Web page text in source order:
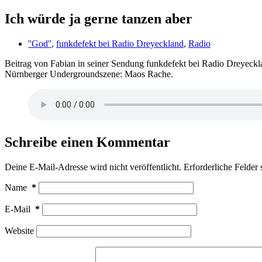
Ich würde ja gerne tanzen aber
''God'', funkdefekt bei Radio Dreyeckland, Radio
Beitrag von Fabian in seiner Sendung funkdefekt bei Radio
Nürnberger Undergroundszene: Maos Rache.
Schreibe einen Kommentar
Deine E-Mail-Adresse wird nicht veröffentlicht. Erforderliche Felder
Name *
E-Mail *
Website